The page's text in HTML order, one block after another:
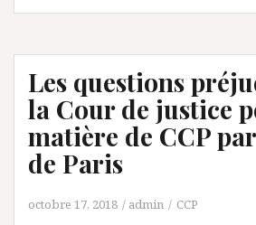
Les questions
la Cour de justice
matière de CCP
de Paris
octobre 17, 2018 admin CCP